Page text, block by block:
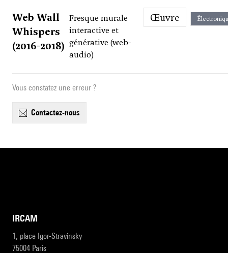
Web Wall
Whispers
(2016-2018)
Fresque murale
interactive et
générative (web-
audio)
Œuvre
Vous constatez une erreur ?
contactez-nous
IRCAM
1, place Igor-Stravinsky
75004 Paris